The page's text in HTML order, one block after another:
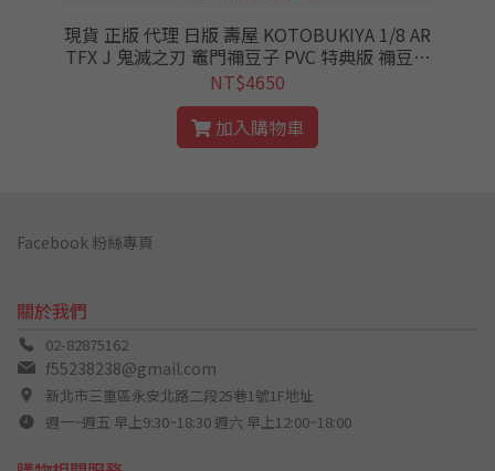
現貨 正版 代理 日版 壽屋 KOTOBUKIYA 1/8 AR
TFX J 鬼滅之刃 竈門禰豆子 PVC 特典版 禰豆子
公仔 鬼滅
NT$4650
加入購物車
關於我們
02-82875162
f55238238@gmail.com
新北市三重區永安北路二段25巷1號1F地址
週一~週五 早上9:30~18:30 週六 早上12:00~18:00
Facebook 粉絲專頁